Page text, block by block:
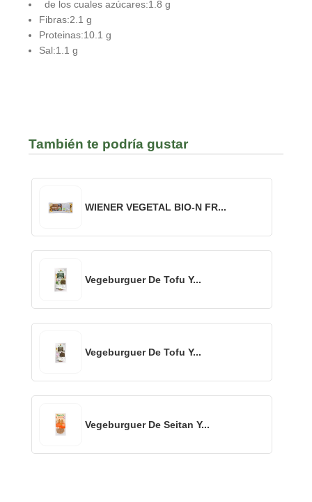
de los cuales azúcares:1.8 g
Fibras:2.1 g
Proteinas:10.1 g
Sal:1.1 g
También te podría gustar
WIENER VEGETAL BIO-N FR...
Vegeburguer De Tofu Y...
Vegeburguer De Tofu Y...
Vegeburguer De Seitan Y...